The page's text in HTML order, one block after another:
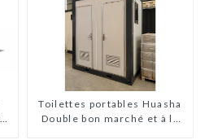
Toilettes portables Huasha
Double bon marché et à la